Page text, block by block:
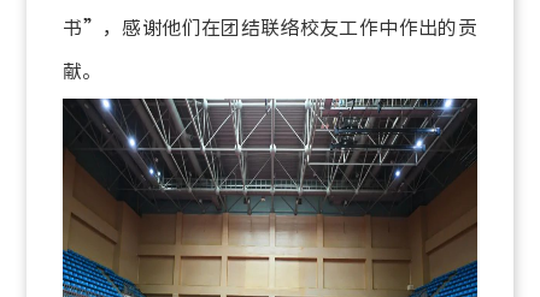
书”，感谢他们在团结联络校友工作中作出的贡
献。